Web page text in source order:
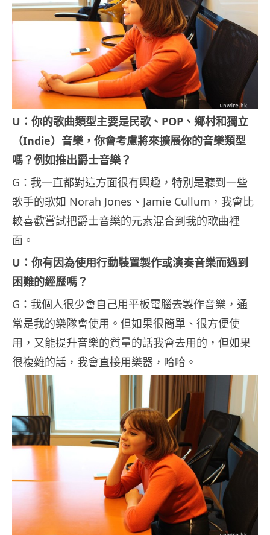
U：你的歌曲類型主要是民歌、POP、鄉村和獨立
（Indie）音樂，你會考慮將來擴展你的音樂類型
嗎？例如推出爵士音樂？
G：我一直都對這方面很有興趣，特別是聽到一些
歌手的歌如 Norah Jones、Jamie Cullum，我會比
較喜歡嘗試把爵士音樂的元素混合到我的歌曲裡
面。
U：你有因為使用行動裝置製作或演奏音樂而遇到
困難的經歷嗎？
G：我個人很少會自己用平板電腦去製作音樂，通
常是我的樂隊會使用。但如果很簡單、很方便使
用，又能提升音樂的質量的話我會去用的，但如果
很複雜的話，我會直接用樂器，哈哈。